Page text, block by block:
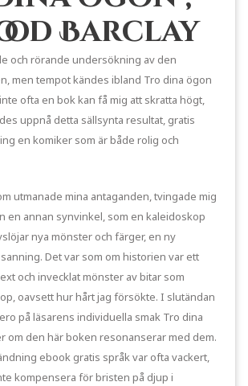
Barclay
och rörande undersökning av den
men tempot kändes ibland Tro dina ögon
ofta en bok kan få mig att skratta högt,
uppnå detta sällsynta resultat, gratis
en komiker som är både rolig och
utmanade mina antaganden, tvingade mig
en annan synvinkel, som en kaleidoskop
nya mönster och färger, en ny
Det var som om historien var ett
och invecklat mönster av bitar som
oavsett hur hårt jag försökte. I slutändan
på läsarens individuella smak Tro dina
om den här boken resonanserar med dem.
ebook gratis språk var ofta vackert,
kompensera för bristen på djup i